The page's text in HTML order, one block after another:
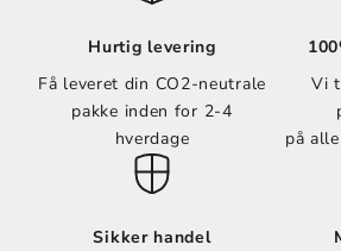
Hurtig levering
Få leveret din CO2-neutrale
pakke inden for 2-4
hverdage
Vi
på
Sikker handel